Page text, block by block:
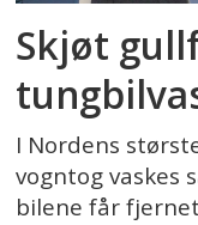
Skjøt
I Nordens
vogntog vaskes
bilene får